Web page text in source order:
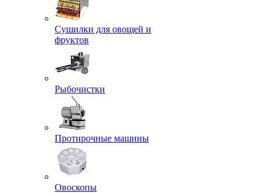
Сушилки для овощей и
фруктов
Рыбочистки
Протирочные машины
Овоскопы